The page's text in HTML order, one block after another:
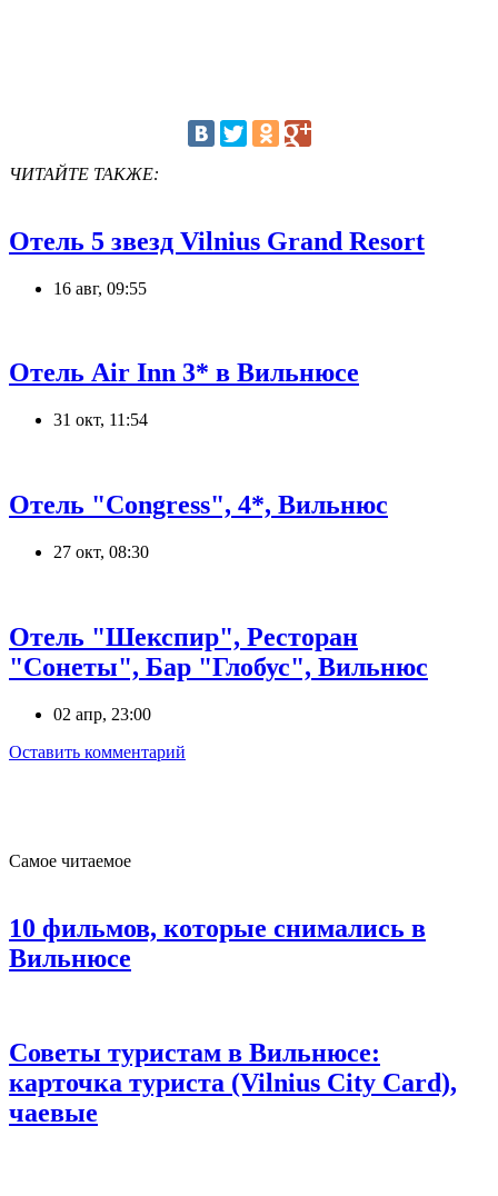
ЧИТАЙТЕ ТАКЖЕ:
Отель 5 звезд Vilnius Grand Resort
16 авг, 09:55
Отель Air Inn 3* в Вильнюсе
31 окт, 11:54
Отель "Congress", 4*, Вильнюс
27 окт, 08:30
Отель "Шекспир", Ресторан
"Сонеты", Бар "Глобус", Вильнюс
02 апр, 23:00
Оставить комментарий
Самое читаемое
10 фильмов, которые снимались в
Вильнюсе
Советы туристам в Вильнюсе:
карточка туриста (Vilnius City Card),
чаевые